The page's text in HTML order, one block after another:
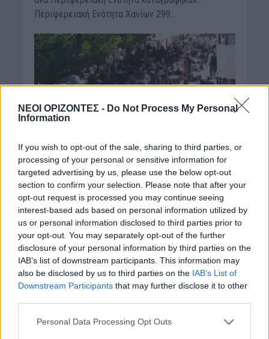
ΝΕΟΙ ΟΡΙΖΟΝΤΕΣ - Do Not Process My Personal
Information
If you wish to opt-out of the sale, sharing to third parties, or
processing of your personal or sensitive information for
targeted advertising by us, please use the below opt-out
section to confirm your selection. Please note that after your
opt-out request is processed you may continue seeing
interest-based ads based on personal information utilized by
us or personal information disclosed to third parties prior to
your opt-out. You may separately opt-out of the further
disclosure of your personal information by third parties on the
IAB’s list of downstream participants. This information may
also be disclosed by us to third parties on the IAB’s List of
Downstream Participants that may further disclose it to other
Personal Data Processing Opt Outs
Περιφερειακή Ενότητα Χανίων 299...
ΔΉΜΟΣ ΚΙΣΆΜΟΥ ΝΕΟΙ ΟΡΙΖΟΝΤΕΣ
Κίσαμος: Επιστρέφει το
Παζάρι της Μεγάλης
Παρασκευής, μετά από
απουσία δύο χρόνων
6 Απριλίου 2022
Κισάμου, σας προσκαλούν να συμμετάσχετε στο